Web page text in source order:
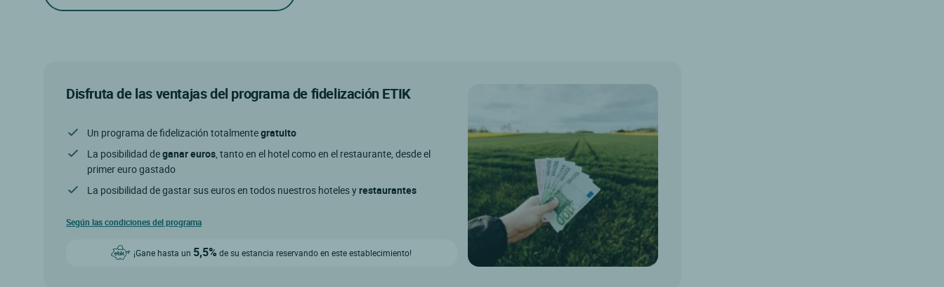
Disfruta de las ventajas del programa de fidelización ETIK
Un programa de fidelización totalmentegratuito
La posibilidad deganar euros , tanto en el hotel como en el restaurante, desde el
primer euro gastado
La posibilidad de gastar sus euros en todos nuestros hoteles yrestaurantes
Según las condiciones del programa
¡Gane hasta un 5,5% de su estancia reservando en este establecimiento!